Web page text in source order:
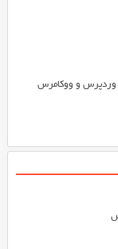
وردپرس و ووکامرس